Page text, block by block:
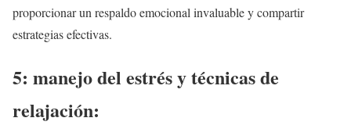
proporcionar un respaldo emocional invaluable y compartir
estrategias efectivas.
5: manejo del estrés y técnicas de
relajación: